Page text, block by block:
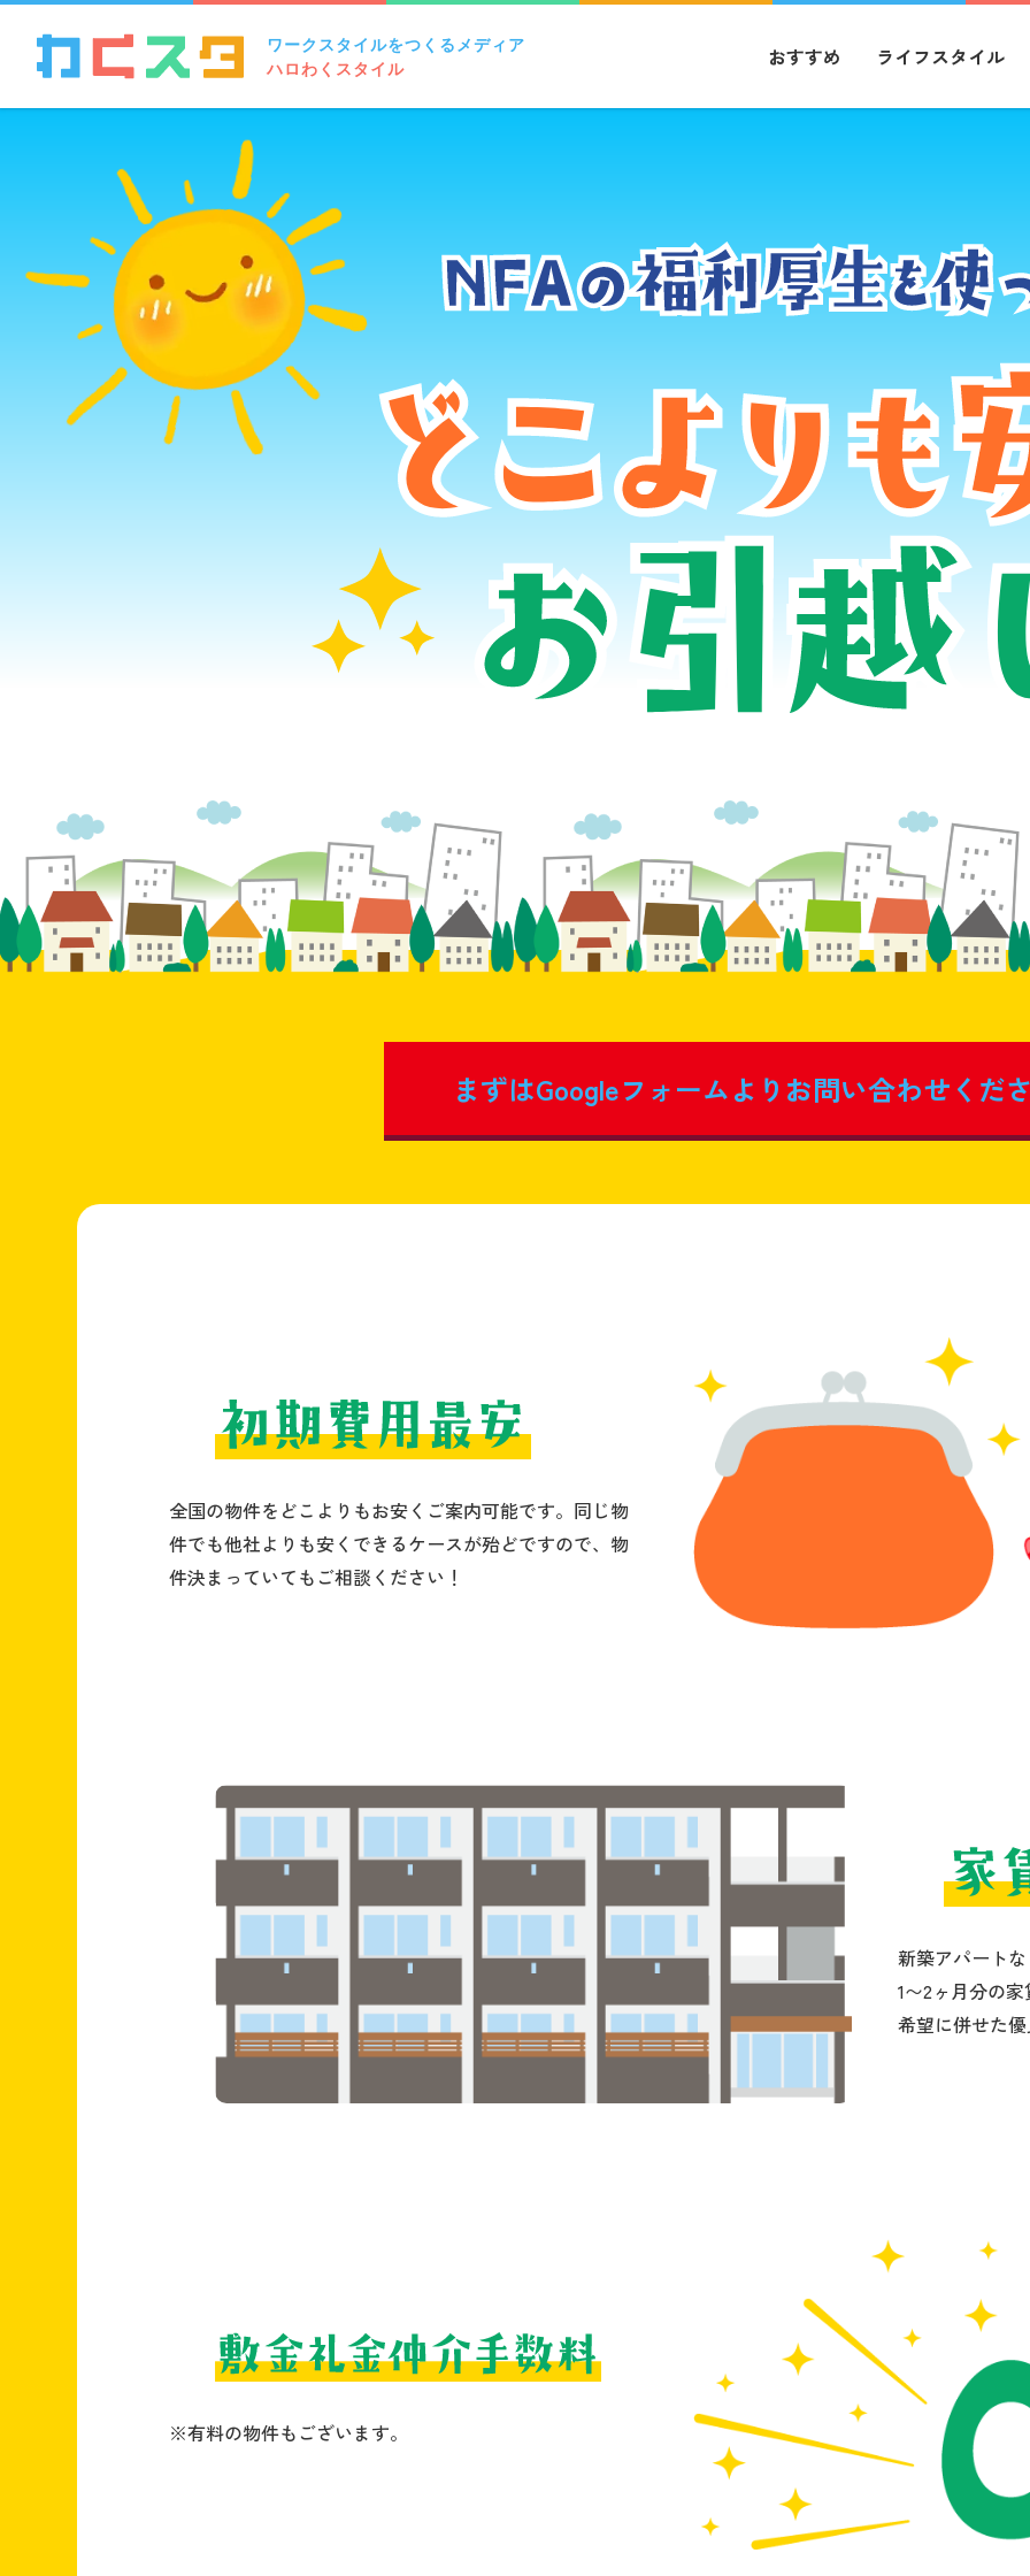
ワークスタイルをつくるメディア
ハロわくスタイル
おすすめ ライフスタイル
まずはGoogleフォームより お問い合わせくだ
全国の物件をどこよりもお安くご案内可能です。同じ物
件でも他社よりも安くできるケースが殆どですので、物
件決まっていてもご相談ください！
新築アパート
1〜2ヶ月分の
希望に併せた
※有料の物件もございます。